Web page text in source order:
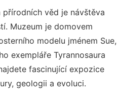
věd je návštěva
Muzeum je domovem
modelu jménem Sue,
exempláře Tyrannosaura
fascinující expozice
geologii a evoluci.